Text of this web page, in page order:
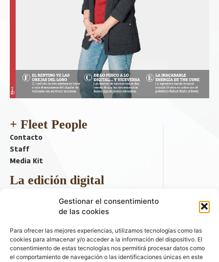
Gestionar el consentimiento
de las cookies
Para ofrecer las mejores experiencias, utilizamos tecnologías como las
cookies para almacenar y/o acceder a la información del dispositivo. El
consentimiento de estas tecnologías nos permitirá procesar datos como
el comportamiento de navegación o las identificaciones únicas en este
+ Fleet People
Contacto
Staff
Media Kit
La edición digital
Descargar último ejemplar
ir a hemeroteca
+ Contenido en redes sociales